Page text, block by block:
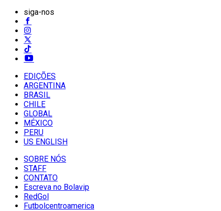
siga-nos
EDIÇÕES
ARGENTINA
BRASIL
CHILE
GLOBAL
MÉXICO
PERU
US ENGLISH
SOBRE NÓS
STAFF
CONTATO
Escreva no Bolavip
RedGol
Futbolcentroamerica